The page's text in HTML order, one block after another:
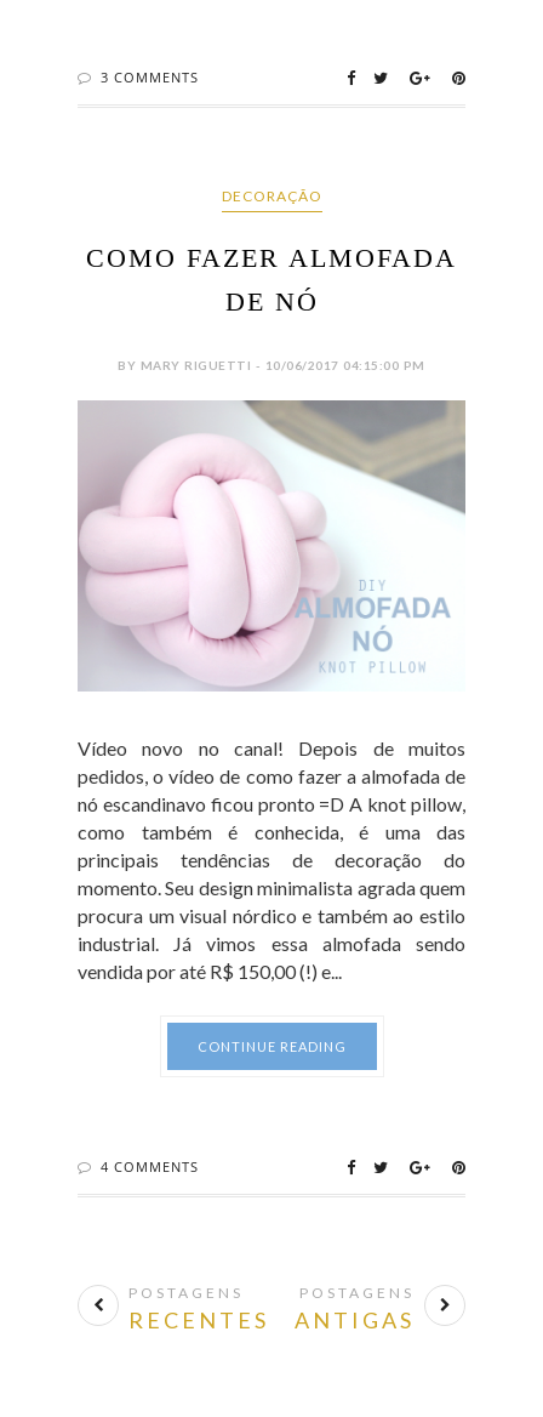
3 COMMENTS
DECORAÇÃO
COMO FAZER ALMOFADA
DE NÓ
BY MARY RIGUETTI - 10/06/2017 04:15:00 PM
Vídeo novo no canal! Depois de muitos
pedidos, o vídeo de como fazer a almofada de
nó escandinavo ficou pronto =D A knot pillow,
como também é conhecida, é uma das
principais tendências de decoração do
momento. Seu design minimalista agrada quem
procura um visual nórdico e também ao estilo
industrial. Já vimos essa almofada sendo
vendida por até R$ 150,00 (!) e...
CONTINUE READING
4 COMMENTS
POSTAGENS
RECENTES
POSTAGENS
ANTIGAS